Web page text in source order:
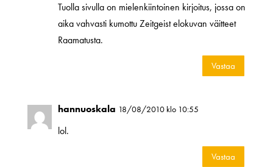
Tuolla sivulla on mielenkiintoinen kirjoitus, jossa on
aika vahvasti kumottu Zeitgeist elokuvan väitteet
Raamatusta.
Vastaa
hannuoskala 18/08/2010 klo 10:55
lol.
Vastaa